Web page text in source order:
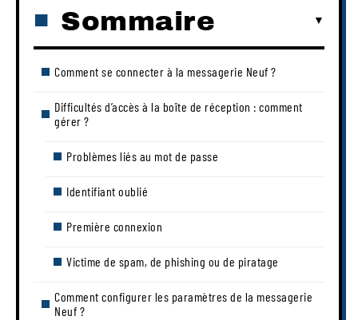
Sommaire
Comment se connecter à la messagerie Neuf ?
Difficultés d’accès à la boîte de réception : comment
gérer ?
Problèmes liés au mot de passe
Identifiant oublié
Première connexion
Victime de spam, de phishing ou de piratage
Comment configurer les paramètres de la messagerie
Neuf ?